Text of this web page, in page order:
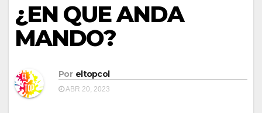
¿EN QUE ANDA
MANDO?
Por eltopcol
ABR 20, 2023